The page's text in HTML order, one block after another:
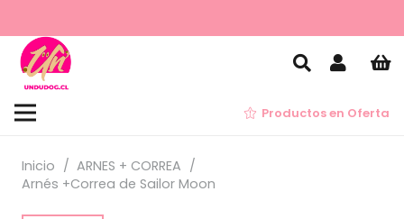
Productos en Oferta
Inicio / ARNES + CORREA /
Arnés +Correa de Sailor Moon